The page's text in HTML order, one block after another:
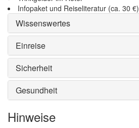
Infopaket und Reiseliteratur (ca. 30 €)
Wissenswertes
Einreise
Sicherheit
Gesundheit
Hinweise